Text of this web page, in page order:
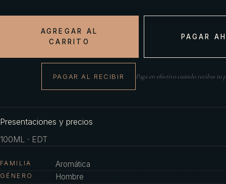
AGREGAR AL
CARRITO
PAGAR
PAGAR AL RECIBIR Paga en efectivo cuando recibas tu
Presentaciones y precios
100ML · EDT
FAMILIA Aromática
GÉNERO Hombre